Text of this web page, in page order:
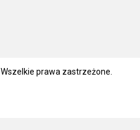
. Wszelkie prawa zastrzeżone.